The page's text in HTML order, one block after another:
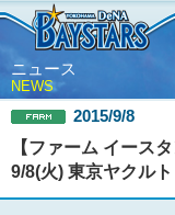
ニュース
NEWS
2015/9/8
【ファーム イース
9/8(火) 東京ヤクル